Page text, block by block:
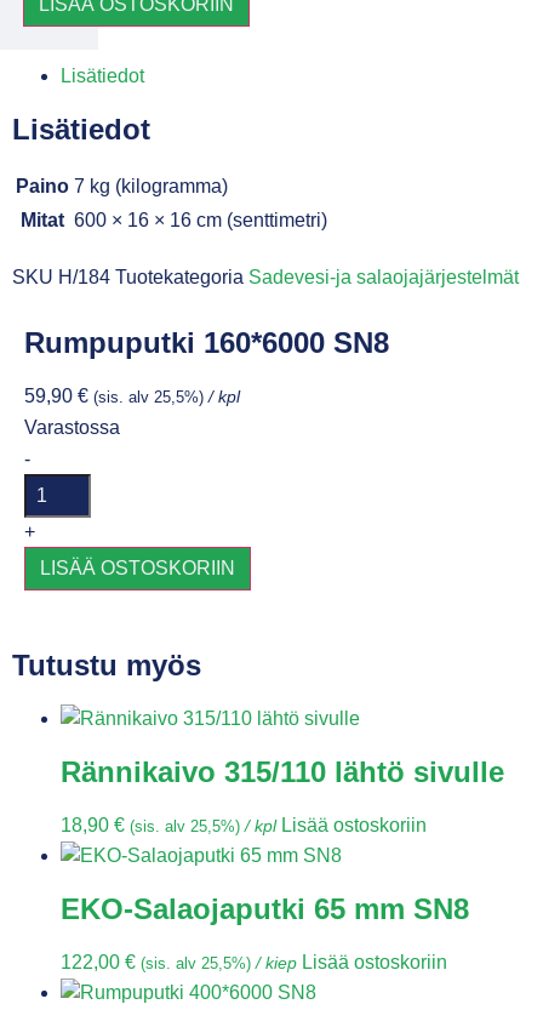
LISÄÄ OSTOSKORIIN
Lisätiedot
Lisätiedot
Paino 7 kg (kilogramma)
Mitat 600 × 16 × 16 cm (senttimetri)
SKU H/184 Tuotekategoria Sadevesi-ja salaojajärjestelmät
Rumpuputki 160*6000 SN8
59,90 € (sis. alv 25,5%) / kpl
Varastossa
-
+
LISÄÄ OSTOSKORIIN
Tutustu myös
Rännikaivo 315/110 lähtö sivulle
18,90 € (sis. alv 25,5%) / kpl Lisää ostoskoriin
EKO-Salaojaputki 65 mm SN8
122,00 € (sis. alv 25,5%) / kiep Lisää ostoskoriin